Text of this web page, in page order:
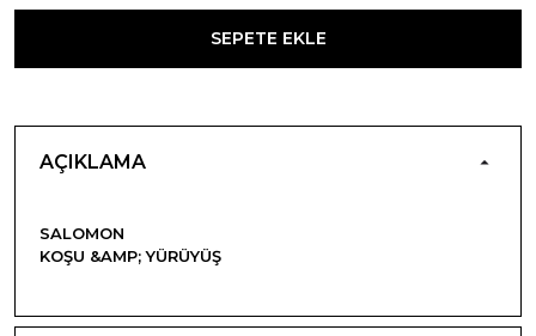
SEPETE EKLE
AÇIKLAMA
SALOMON
KOŞU &AMP; YÜRÜYÜŞ